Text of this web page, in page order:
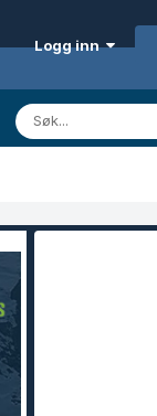
Logg inn